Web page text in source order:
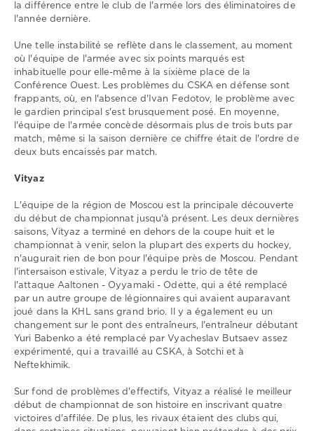
la différence entre le club de l'armée lors des éliminatoires de
l'année dernière.
Une telle instabilité se reflète dans le classement, au moment
où l'équipe de l'armée avec six points marqués est
inhabituelle pour elle-même à la sixième place de la
Conférence Ouest. Les problèmes du CSKA en défense sont
frappants, où, en l'absence d'Ivan Fedotov, le problème avec
le gardien principal s'est brusquement posé. En moyenne,
l'équipe de l'armée concède désormais plus de trois buts par
match, même si la saison dernière ce chiffre était de l'ordre de
deux buts encaissés par match.
Vityaz
L'équipe de la région de Moscou est la principale découverte
du début de championnat jusqu'à présent. Les deux dernières
saisons, Vityaz a terminé en dehors de la coupe huit et le
championnat à venir, selon la plupart des experts du hockey,
n'augurait rien de bon pour l'équipe près de Moscou. Pendant
l'intersaison estivale, Vityaz a perdu le trio de tête de
l'attaque Aaltonen - Oyyamaki - Odette, qui a été remplacé
par un autre groupe de légionnaires qui avaient auparavant
joué dans la KHL sans grand brio. Il y a également eu un
changement sur le pont des entraîneurs, l'entraîneur débutant
Yuri Babenko a été remplacé par Vyacheslav Butsaev assez
expérimenté, qui a travaillé au CSKA, à Sotchi et à
Neftekhimik.
Sur fond de problèmes d'effectifs, Vityaz a réalisé le meilleur
début de championnat de son histoire en inscrivant quatre
victoires d'affilée. De plus, les rivaux étaient des clubs qui,